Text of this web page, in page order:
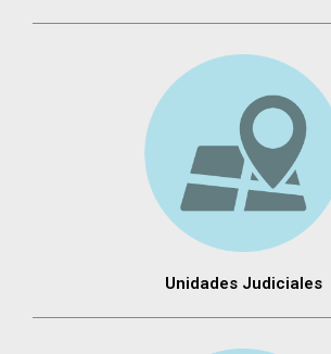
Unidades Judiciales